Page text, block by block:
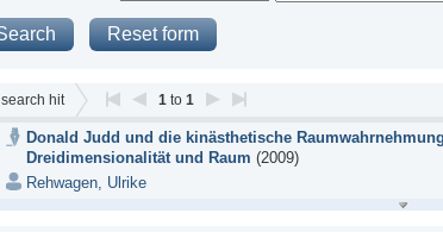
search hit 1 to 1
Donald Judd und die kinästhetische
Dreidimensionalität und Raum (2009)
Rehwagen, Ulrike